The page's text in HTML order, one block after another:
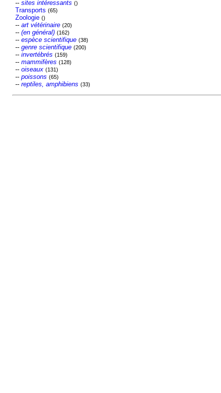
-- sites intéressants ()
Transports (65)
Zoologie ()
-- art vétérinaire (20)
-- (en général) (162)
-- espèce scientifique (38)
-- genre scientifique (200)
-- invertébrés (159)
-- mammifères (128)
-- oiseaux (131)
-- poissons (65)
-- reptiles, amphibiens (33)